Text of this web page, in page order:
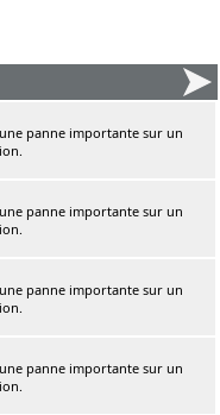
panne importante sur un
panne importante sur un
panne importante sur un
panne importante sur un